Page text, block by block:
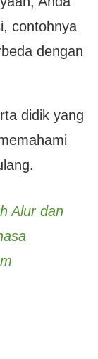
contohnya
dengan
didik yang
Alur dan